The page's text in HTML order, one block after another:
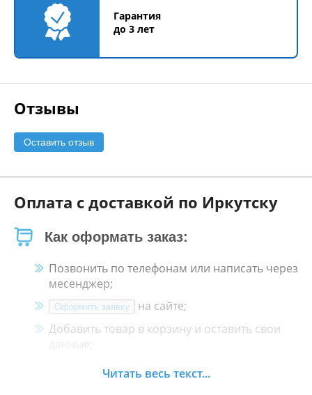
Гарантия
до 3 лет
Отзывы
Оставить отзыв
Оплата с доставкой по Иркутску
Как оформать заказ:
Позвонить по телефонам или написать через
месенджер;
Оформить заявку
на сайте;
Добавить товар в корзину и оставить свои
данные;
Менеджер свяжется с Вами в течение 30
Читать весь текст...